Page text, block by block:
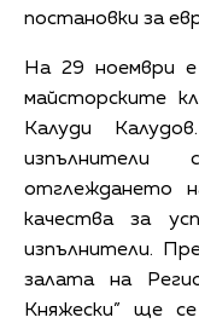
постановки за
На 29 ноември
майсторските
Калуди
отглеждането
качества за
изпълнители.
залата на
Княжески” ще